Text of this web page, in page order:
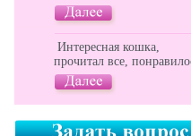
Интересная кошка,
прочитал все,